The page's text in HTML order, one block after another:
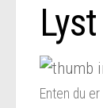
Enten du